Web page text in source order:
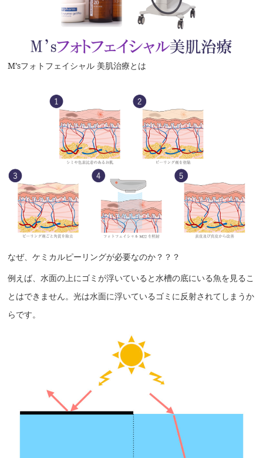
M’sフォトフェイシャル 美肌治療とは
なぜ、ケミカルピーリングが必要なのか？？？
例えば、水面の上にゴミが浮いていると水槽の底にいる魚を見るこ
とはできません。光は水面に浮いているゴミに反射されてしまうか
らです。